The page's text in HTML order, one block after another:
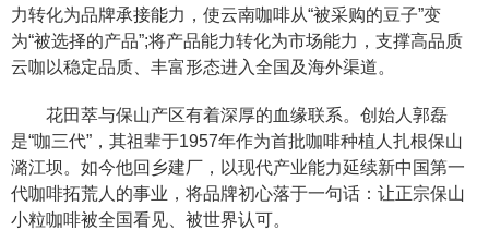
力转化为品牌承接能力，使云南咖啡从“被采购的豆子”变
为“被选择的产品”;将产品能力转化为市场能力，支撑高品质
云咖以稳定品质、丰富形态进入全国及海外渠道。
花田萃与保山产区有着深厚的血缘联系。创始人郭磊
是“咖三代”，其祖辈于1957年作为首批咖啡种植人扎根保山
潞江坝。如今他回乡建厂，以现代产业能力延续新中国第一
代咖啡拓荒人的事业，将品牌初心落于一句话：让正宗保山
小粒咖啡被全国看见、被世界认可。